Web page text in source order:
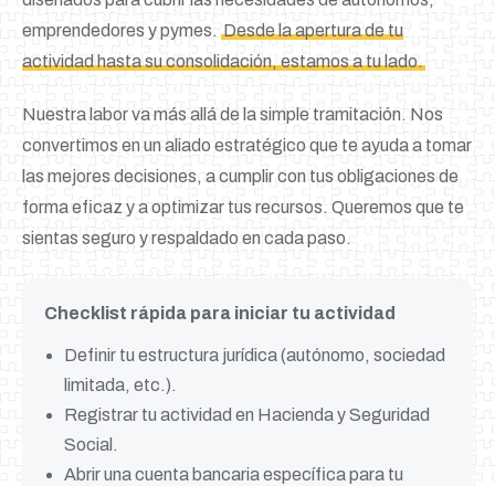
emprendedores y pymes. Desde la apertura de tu
actividad hasta su consolidación, estamos a tu lado.
Nuestra labor va más allá de la simple tramitación. Nos
convertimos en un aliado estratégico que te ayuda a tomar
las mejores decisiones, a cumplir con tus obligaciones de
forma eficaz y a optimizar tus recursos. Queremos que te
sientas seguro y respaldado en cada paso.
Checklist rápida para iniciar tu actividad
Definir tu estructura jurídica (autónomo, sociedad
limitada, etc.).
Registrar tu actividad en Hacienda y Seguridad
Social.
Abrir una cuenta bancaria específica para tu